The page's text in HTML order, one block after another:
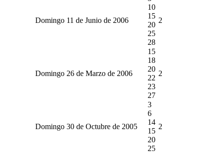
Domingo 11 de Junio de 2006
10
15
20
25
28
2
Domingo 26 de Marzo de 2006
15
18
20
22
23
27
2
Domingo 30 de Octubre de 2005
3
6
14
15
20
25
2